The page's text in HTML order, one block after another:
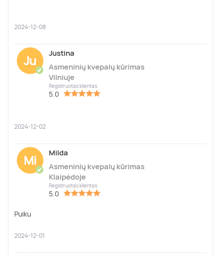
2024-12-08
Ju
✔
Justina
Asmeninių kvepalų kūrimas
Vilniuje
Registruotas klientas
5.0
2024-12-02
Mi
✔
Milda
Asmeninių kvepalų kūrimas
Klaipėdoje
Registruotas klientas
5.0
Puiku
2024-12-01